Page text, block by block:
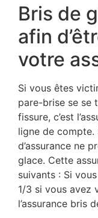
Bris de
afin
votre
Si vous êtes
pare-brise se se
fissure, c’est
ligne de compte.
d’assurance ne
glace. Cette
suivants : Si
1/3 si vous avez
l’assurance bris